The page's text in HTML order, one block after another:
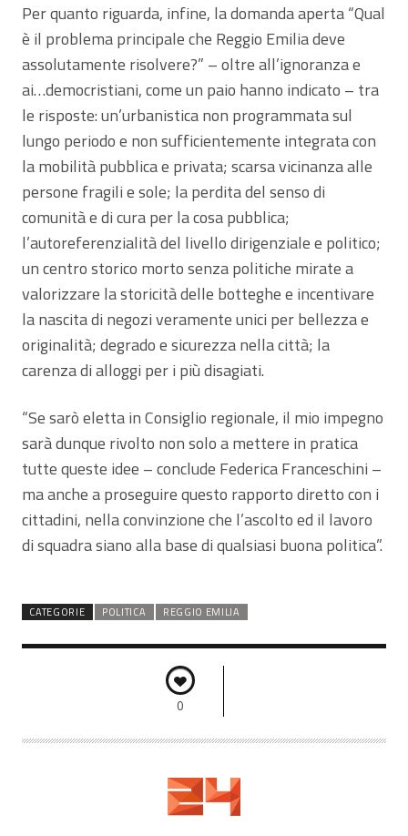
Per quanto riguarda, infine, la domanda aperta “Qual
è il problema principale che Reggio Emilia deve
assolutamente risolvere?” – oltre all’ignoranza e
ai…democristiani, come un paio hanno indicato – tra
le risposte: un’urbanistica non programmata sul
lungo periodo e non sufficientemente integrata con
la mobilità pubblica e privata; scarsa vicinanza alle
persone fragili e sole; la perdita del senso di
comunità e di cura per la cosa pubblica;
l’autoreferenzialità del livello dirigenziale e politico;
un centro storico morto senza politiche mirate a
valorizzare la storicità delle botteghe e incentivare
la nascita di negozi veramente unici per bellezza e
originalità; degrado e sicurezza nella città; la
carenza di alloggi per i più disagiati.
“Se sarò eletta in Consiglio regionale, il mio impegno
sarà dunque rivolto non solo a mettere in pratica
tutte queste idee – conclude Federica Franceschini –
ma anche a proseguire questo rapporto diretto con i
cittadini, nella convinzione che l’ascolto ed il lavoro
di squadra siano alla base di qualsiasi buona politica”.
CATEGORIE POLITICA REGGIO EMILIA
0